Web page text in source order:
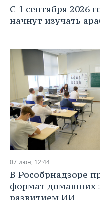
С 1 сентября 2026
начнут изучать
07 июн, 12:44
В Рособрнадзоре
формат домашних